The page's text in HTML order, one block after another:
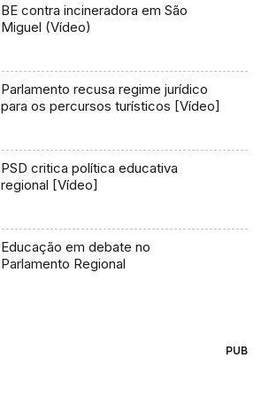
BE contra incineradora em São
Miguel (Vídeo)
Parlamento recusa regime jurídico
para os percursos turísticos [Vídeo]
PSD critica política educativa
regional [Vídeo]
Educação em debate no
Parlamento Regional
PUB